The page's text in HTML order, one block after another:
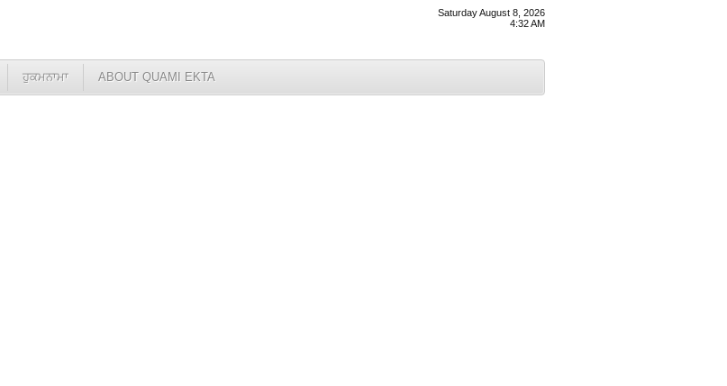
Saturday August 8, 2026
4:32 AM
ਹੁਕਮਨਾਮਾ ABOUT QUAMI EKTA